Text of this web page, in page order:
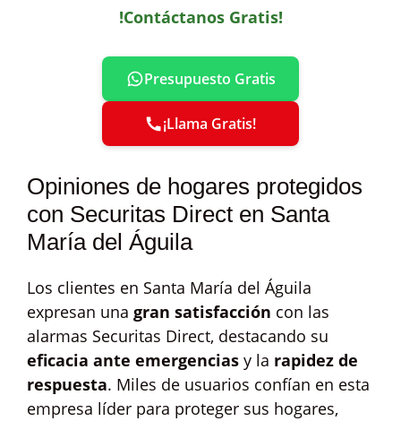
!Contáctanos Gratis!
Presupuesto Gratis
¡Llama Gratis!
Opiniones de hogares protegidos
con Securitas Direct en Santa
María del Águila
Los clientes en Santa María del Águila
expresan una gran satisfacción con las
alarmas Securitas Direct, destacando su
eficacia ante emergencias y la rapidez de
respuesta. Miles de usuarios confían en esta
empresa líder para proteger sus hogares,